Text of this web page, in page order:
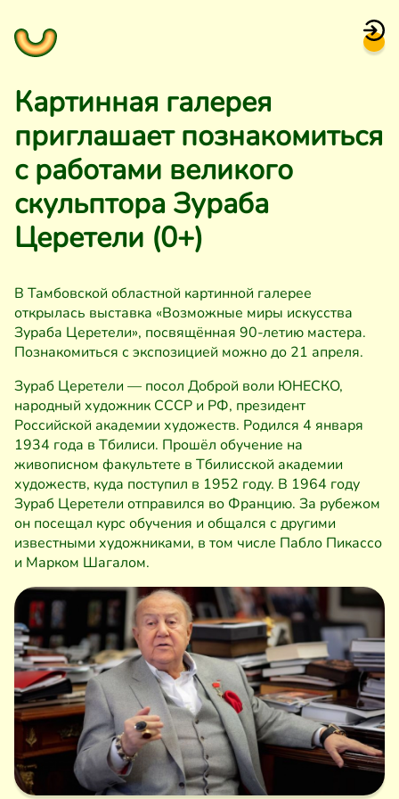
Картинная галерея
приглашает познакомиться
с работами великого
скульптора Зураба
Церетели (0+)
В Тамбовской областной картинной галерее
открылась выставка «Возможные миры искусства
Зураба Церетели», посвящённая 90-летию мастера.
Познакомиться с экспозицией можно до 21 апреля.
Зураб Церетели — посол Доброй воли ЮНЕСКО,
народный художник СССР и РФ, президент
Российской академии художеств. Родился 4 января
1934 года в Тбилиси. Прошёл обучение на
живописном факультете в Тбилисской академии
художеств, куда поступил в 1952 году. В 1964 году
Зураб Церетели отправился во Францию. За рубежом
он посещал курс обучения и общался с другими
известными художниками, в том числе Пабло Пикассо
и Марком Шагалом.